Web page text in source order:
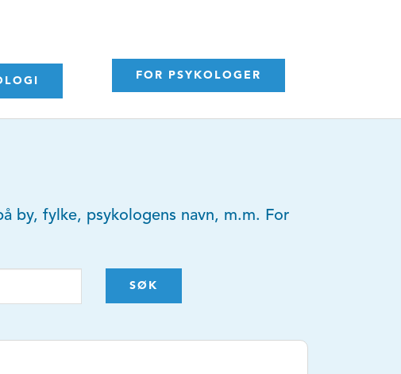
FOR PSYKOLOGER
by, fylke, psykologens navn, m.m. For
SØK